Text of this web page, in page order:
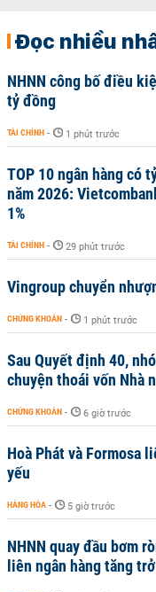
Đọc nhiều
NHNN công bố điều
tỷ đồng
TÀI CHÍNH - 1 phút trước
TOP 10 ngân hàng có
năm 2026:
1%
TÀI CHÍNH - 29 phút trước
Vingroup chuyển
CHỨNG KHOÁN - 1 phút trước
Sau Quyết định 40,
chuyện thoái vốn Nhà
CHỨNG KHOÁN - 6 giờ trước
Hoà Phát và Formosa
yếu
HÀNG HÓA - 5 giờ trước
NHNN quay đầu bơm
liên ngân hàng tăng